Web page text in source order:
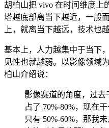
胡柏山把 vivo 在时间维度上
塔越底部离当下越近，一般
上，就离当下越远，技术也
基本上，人力越集中于当下
见性也就越弱。以影像领域
柏山介绍说：
影像赛道的角度，过去
占了 70%-80%，现在
只有 50%-60%，那我